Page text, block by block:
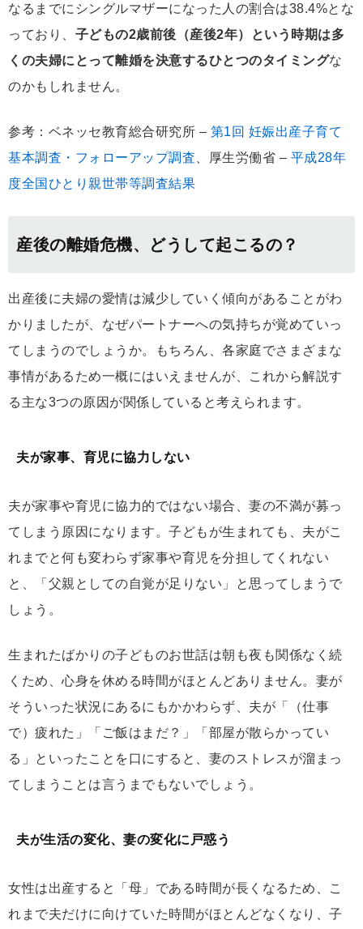
なるまでにシングルマザーになった人の割合は38.4%とな
っており、 子どもの2歳前後（産後2年）という時期は多
くの夫婦にとって離婚を決意するひとつのタイミングな
のかもしれません。
参考：ベネッセ教育総合研究所 – 第1回 妊娠出産子育て
基本調査・フォローアップ調査 、厚生労働省 – 平成28年
度全国ひとり親世帯等調査結果
産後の離婚危機、どうして起こるの？
出産後に夫婦の愛情は減少していく傾向があることがわ
かりましたが、なぜパートナーへの気持ちが覚めていっ
てしまうのでしょうか。もちろん、各家庭でさまざまな
事情があるため一概にはいえませんが、これから解説す
る主な3つの原因が関係していると考えられます。
夫が家事、育児に協力しない
夫が家事や育児に協力的ではない場合、妻の不満が募っ
てしまう原因になります。子どもが生まれても、夫がこ
れまでと何も変わらず家事や育児を分担してくれない
と、「父親としての自覚が足りない」と思ってしまうで
しょう。
生まれたばかりの子どものお世話は朝も夜も関係なく続
くため、心身を休める時間がほとんどありません。妻が
そういった状況にあるにもかかわらず、夫が「（仕事
で）疲れた」「ご飯はまだ？」「部屋が散らかってい
る」といったことを口にすると、妻のストレスが溜まっ
てしまうことは言うまでもないでしょう。
夫が生活の変化、妻の変化に戸惑う
女性は出産すると「母」である時間が長くなるため、こ
れまで夫だけに向けていた時間がほとんどなくなり、子